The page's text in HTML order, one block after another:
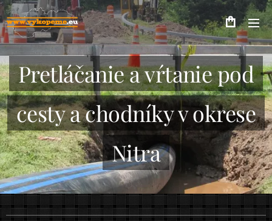
Pretláčanie a vŕtanie pod
cesty a chodníky v okrese
Nitra